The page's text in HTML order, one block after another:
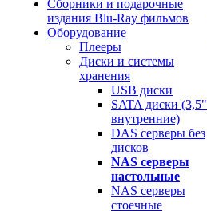
Сборники и подарочные
издания Blu-Ray фильмов
Оборудование
Плееры
Диски и системы
хранения
USB диски
SATA диски (3,5"
внутренние)
DAS серверы без
дисков
NAS серверы
настольные
NAS серверы
стоечные